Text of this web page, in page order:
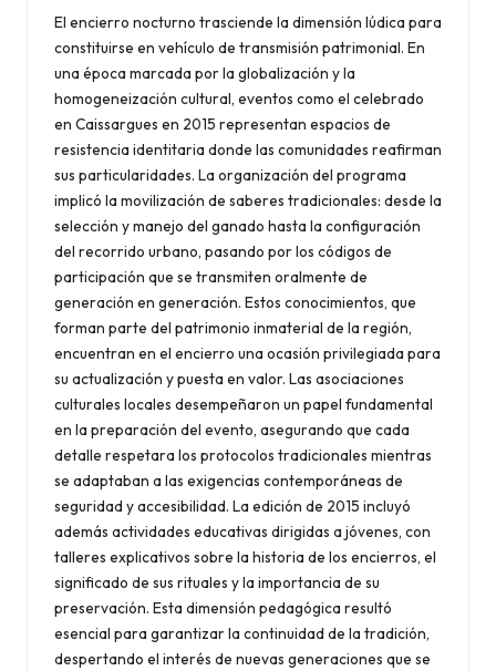
El encierro nocturno trasciende la dimensión lúdica para
constituirse en vehículo de transmisión patrimonial. En
una época marcada por la globalización y la
homogeneización cultural, eventos como el celebrado
en Caissargues en 2015 representan espacios de
resistencia identitaria donde las comunidades reafirman
sus particularidades. La organización del programa
implicó la movilización de saberes tradicionales: desde la
selección y manejo del ganado hasta la configuración
del recorrido urbano, pasando por los códigos de
participación que se transmiten oralmente de
generación en generación. Estos conocimientos, que
forman parte del patrimonio inmaterial de la región,
encuentran en el encierro una ocasión privilegiada para
su actualización y puesta en valor. Las asociaciones
culturales locales desempeñaron un papel fundamental
en la preparación del evento, asegurando que cada
detalle respetara los protocolos tradicionales mientras
se adaptaban a las exigencias contemporáneas de
seguridad y accesibilidad. La edición de 2015 incluyó
además actividades educativas dirigidas a jóvenes, con
talleres explicativos sobre la historia de los encierros, el
significado de sus rituales y la importancia de su
preservación. Esta dimensión pedagógica resultó
esencial para garantizar la continuidad de la tradición,
despertando el interés de nuevas generaciones que se